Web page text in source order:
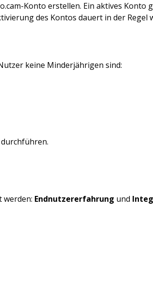
Konto erstellen. Ein aktives
des Kontos dauert in der Regel
keine Minderjährigen sind:
werden: Endnutzererfahrung und